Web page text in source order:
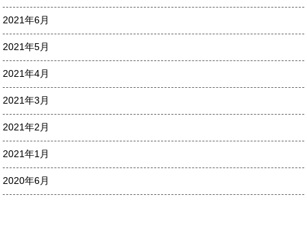
2021年6月
2021年5月
2021年4月
2021年3月
2021年2月
2021年1月
2020年6月